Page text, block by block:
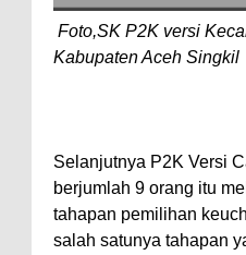
Foto,SK P2K versi
Kabupaten Aceh Singkil
Selanjutnya P2K Versi
berjumlah 9 orang itu
tahapan pemilihan
salah satunya tahapan